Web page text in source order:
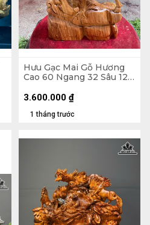
Hưu Gạc Mai Gỗ Hương
Cao 60 Ngang 32 Sâu 12
1 tháng trước
3.600.000 ₫